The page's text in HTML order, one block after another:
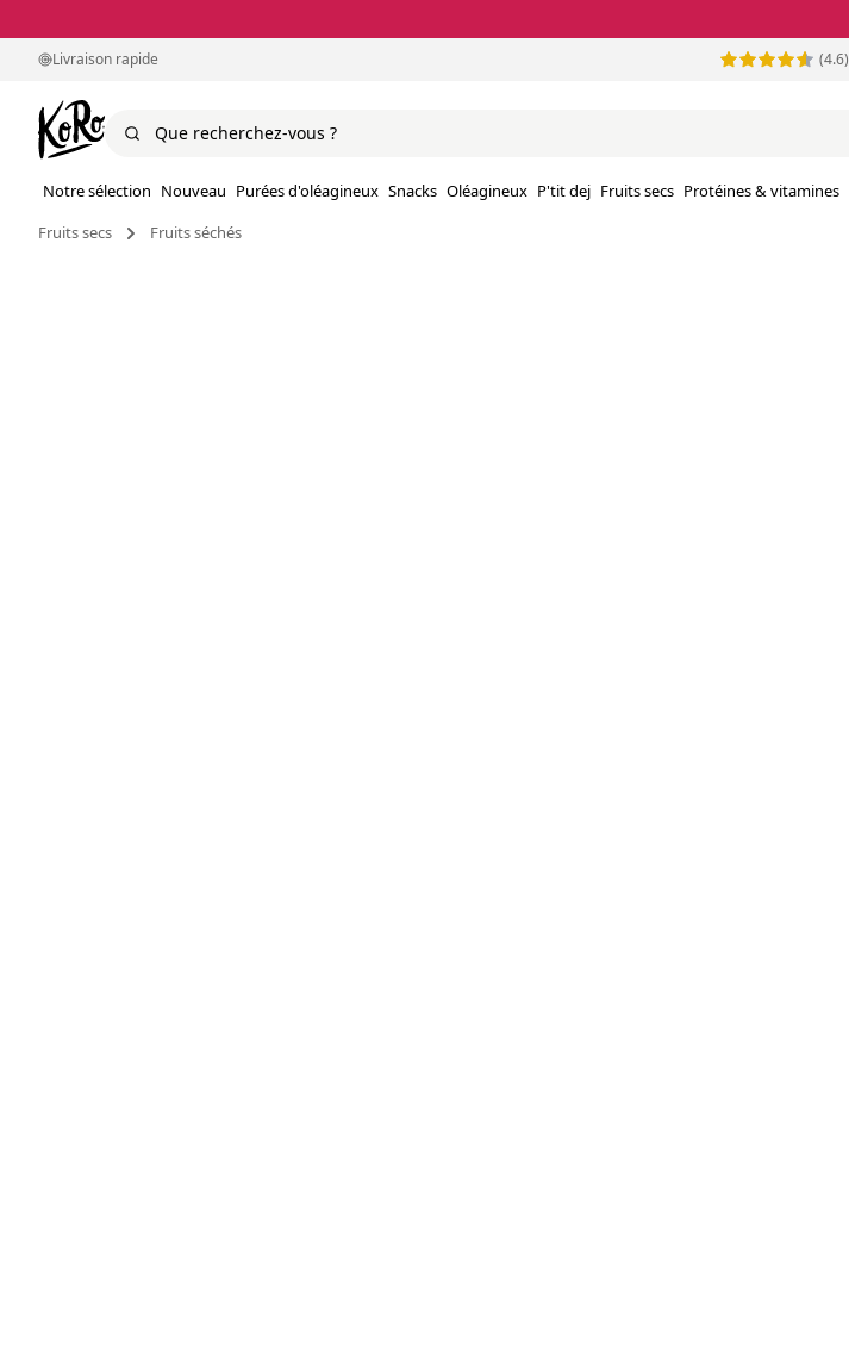
Livraison rapide (4.6)
Notre sélection Nouveau Purées d'oléagineux Snacks Oléagineux P'tit dej Fruits secs Protéines & vitamines
Fruits secs
Fruits séchés